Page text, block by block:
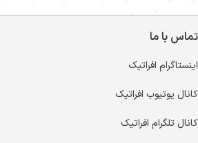
تماس با ما
اینستاگرام افراتیک
کانال یوتیوب افراتیک
کانال تلگرام افراتیک